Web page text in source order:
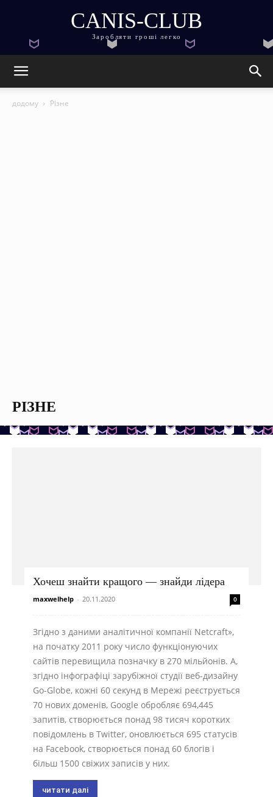
CANIS-CLUB
Заробляти гроші легко
додому Різне
РІЗНЕ
Хочеш знайти кращого — знайди лідера
maxwelhelp - 20.11.2020 0
Згідно з даними аналітичної компанії Netcraft»,
на початку 2011 року число функціонуючих
сайтів перевищила позначку в 270 мільйонів. А,
згідно інфографіці зарубіжної студії веб-дизайну
Go-Globe, кожні 60 секунд в Мережі реєструється
70 нових доменів, Google обробляє 694,445
запитів, створюється понад 98 тисяч коротких
повідомлень в Twitter, оновлюється 695 статусів
на Facebook, створюється понад 60 блогів і
більш 1500 свіжих записів у них.
читати далі